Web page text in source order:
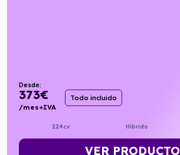
Desde:
373€
/mes+IVA
Todo incluido
224cv Híbrido
VER PRODUCTO